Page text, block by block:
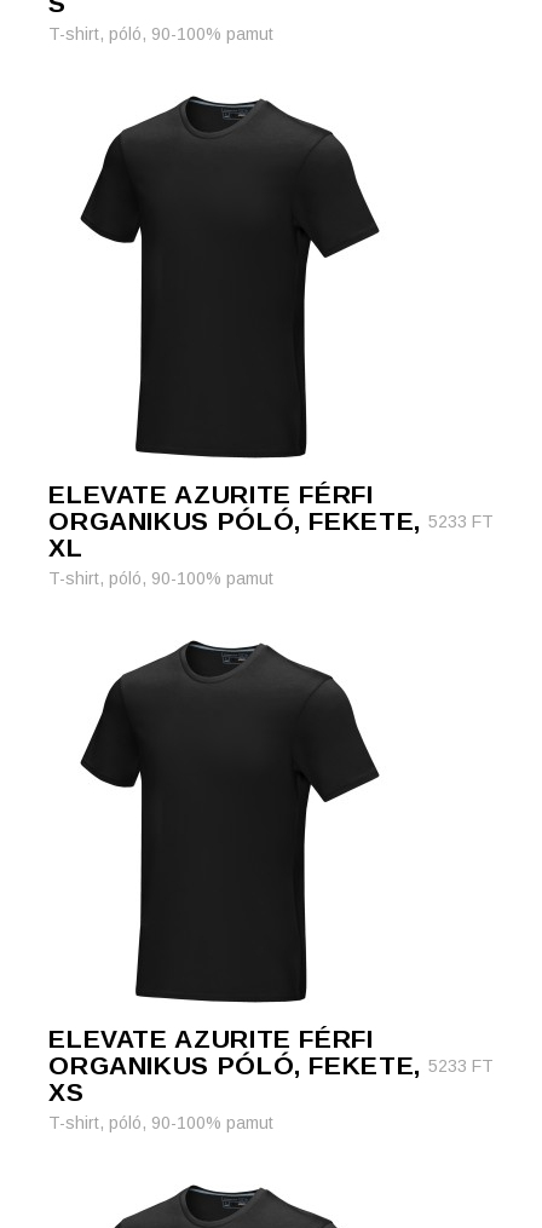
T-shirt, póló, 90-100% pamut
ELEVATE AZURITE FÉRFI
ORGANIKUS PÓLÓ, FEKETE,
XL
5233 FT
T-shirt, póló, 90-100% pamut
ELEVATE AZURITE FÉRFI
ORGANIKUS PÓLÓ, FEKETE,
XS
5233 FT
T-shirt, póló, 90-100% pamut